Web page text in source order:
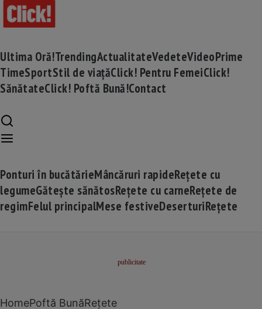
Ultima Oră!TrendingActualitateVedeteVideoPrime
TimeSportStil de viațăClick! Pentru FemeiClick!
SănătateClick! Poftă Bună!Contact
Ponturi în bucătărieMâncăruri rapideRețete cu
legumeGătește sănătosRețete cu carneRețete de
regimFelul principalMese festiveDeserturiRețete
HomePoftă BunăRețete